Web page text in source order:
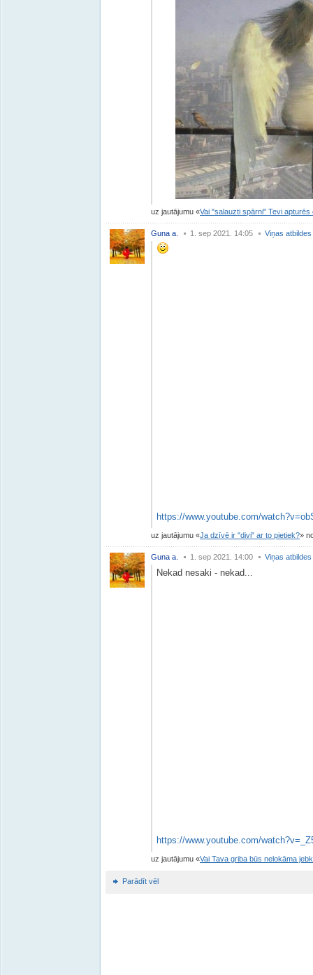
uz jautājumu Vai "salauzti spārni" Tevi
Guna a. 1. sep 2021. 14:05 Viņas atbildes
https://www.youtube.com/
uz jautājumu Ja dzīvē ir "divi" ar to pietiek?
Guna a. 1. sep 2021. 14:00 Viņas atbildes
Nekad nesaki - nekad...
https://www.youtube.com/
uz jautājumu Vai Tava griba būs nelokāma
Parādīt vēl